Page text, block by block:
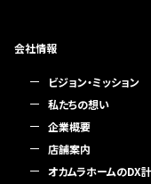
会社情報
ビジョン・ミッション
私たちの想い
企業概要
店舗案内
オカムラホームのDX